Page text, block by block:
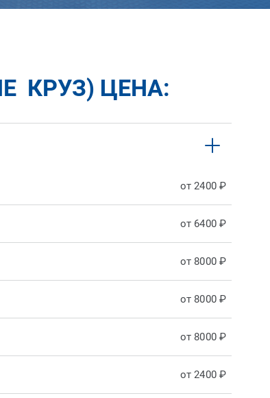
КРУЗ) ЦЕНА:
от 2400 ₽
от 6400 ₽
от 8000 ₽
от 8000 ₽
от 8000 ₽
от 2400 ₽